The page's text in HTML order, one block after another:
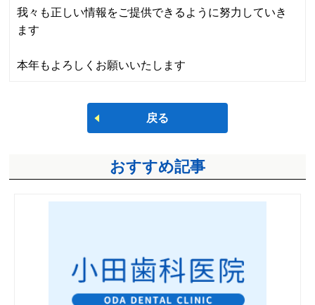
我々も正しい情報をご提供できるように努力していき
ます
本年もよろしくお願いいたします
戻る
おすすめ記事